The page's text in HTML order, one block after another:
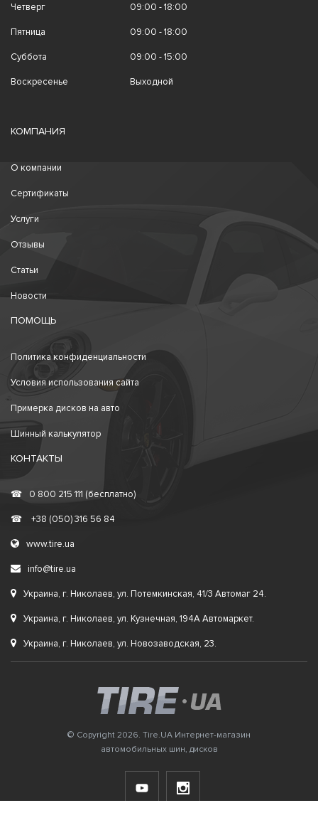
Четверг 09:00 - 18:00
Пятница 09:00 - 18:00
Суббота 09:00 - 15:00
Воскресенье Выходной
КОМПАНИЯ
О компании
Сертификаты
Услуги
Отзывы
Статьи
Новости
ПОМОЩЬ
Политика конфиденциальности
Условия использования сайта
Примерка дисков на авто
Шинный калькулятор
КОНТАКТЫ
☎ 0 800 215 111 (бесплатно)
☎ +38 (050) 316 56 84
www.tire.ua
info@tire.ua
Украина, г. Николаев, ул. Потемкинская, 41/3 Автомаг 24.
Украина, г. Николаев, ул. Кузнечная, 194А Автомаркет.
Украина, г. Николаев, ул. Новозаводская, 23.
© Copyright 2026. Tire.UA Интернет-магазин
автомобильных шин, дисков